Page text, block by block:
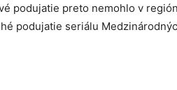
podujatie preto nemohlo v
podujatie seriálu